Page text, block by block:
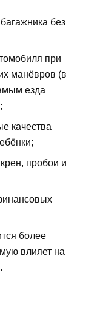
без
при
манёвров (в
езда
качества
пробои и
более
влияет на